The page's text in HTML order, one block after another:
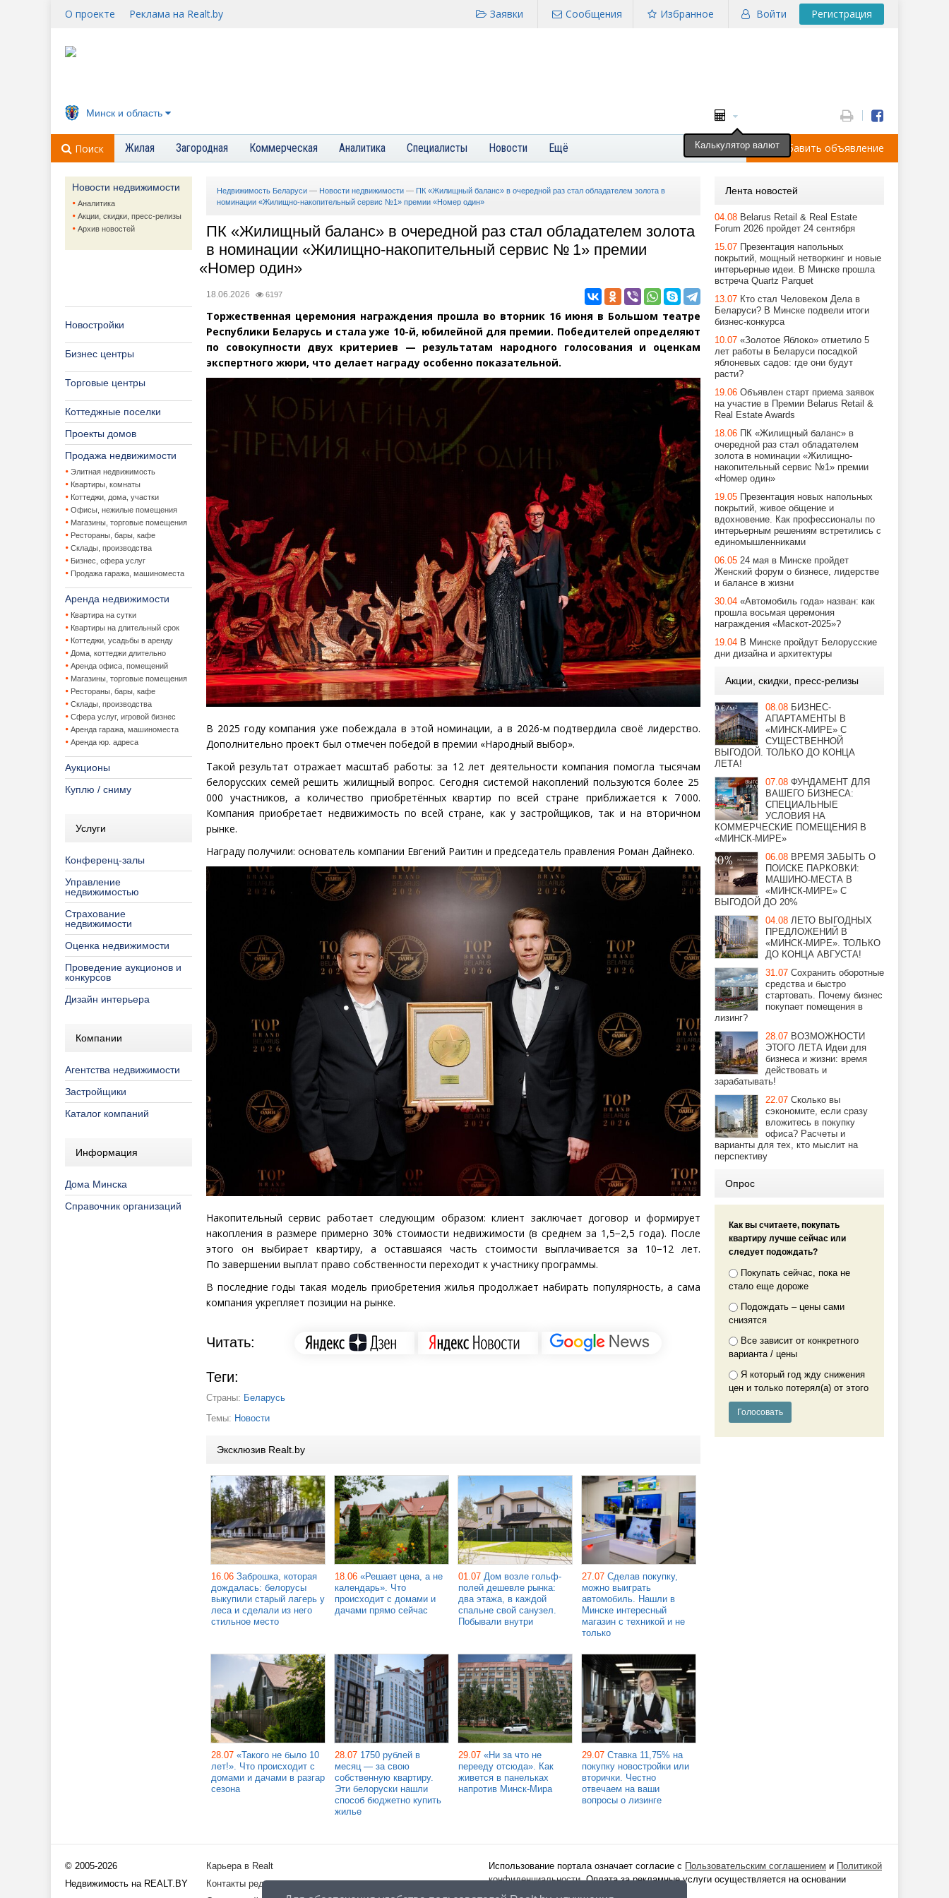
О проекте Реклама на Realt.by Войти Регистрация
Избранное
Сообщения
Заявки
Минск и область
Поиск Жилая Загородная Коммерческая Аналитика Специалисты Новости Ещё Добавить объявление
Новости недвижимости
Аналитика
Акции, скидки, пресс-релизы
Архив новостей
Новостройки
Бизнес центры
Торговые центры
Коттеджные поселки
Проекты домов
Продажа недвижимости
Элитная недвижимость
Квартиры, комнаты
Коттеджи, дома, участки
Офисы, нежилые помещения
Магазины, торговые помещения
Рестораны, бары, кафе
Склады, производства
Бизнес, сфера услуг
Продажа гаража, машиноместа
Аренда недвижимости
Квартира на сутки
Квартиры на длительный срок
Коттеджи, усадьбы в аренду
Дома, коттеджи длительно
Аренда офиса, помещений
Магазины, торговые помещения
Рестораны, бары, кафе
Склады, производства
Сфера услуг, игровой бизнес
Аренда гаража, машиноместа
Аренда юр. адреса
Аукционы
Куплю / сниму
Услуги
Конференц-залы
Управление
недвижимостью
Страхование
недвижимости
Оценка недвижимости
Проведение аукционов и
конкурсов
Дизайн интерьера
Компании
Агентства недвижимости
Застройщики
Каталог компаний
Информация
Дома Минска
Справочник организаций
Недвижимость Беларуси — Новости недвижимости — ПК «Жилищный баланс» в очередной раз стал обладателем золота в
номинации «Жилищно-накопительный сервис №1» премии «Номер один»
ПК «Жилищный баланс» в очередной раз стал обладателем золота
в номинации «Жилищно-накопительный сервис № 1» премии
«Номер один»
18.06.2026 6197
Торжественная церемония награждения прошла во вторник 16 июня в Большом театре
Республики Беларусь и стала уже 10-й, юбилейной для премии. Победителей определяют
по совокупности двух критериев — результатам народного голосования и оценкам
экспертного жюри, что делает награду особенно показательной.
В 2025 году компания уже побеждала в этой номинации, а в 2026-м подтвердила своё лидерство.
Дополнительно проект был отмечен победой в премии «Народный выбор».
Такой результат отражает масштаб работы: за 12 лет деятельности компания помогла тысячам
белорусских семей решить жилищный вопрос. Сегодня системой накоплений пользуются более 25
000 участников, а количество приобретённых квартир по всей стране приближается к 7 000.
Компания приобретает недвижимость по всей стране, как у застройщиков, так и на вторичном
рынке.
Награду получили: основатель компании Евгений Раитин и председатель правления Роман Дайнеко.
Накопительный сервис работает следующим образом: клиент заключает договор и формирует
накопления в размере примерно 30% стоимости недвижимости (в среднем за 1,5−2,5 года). После
этого он выбирает квартиру, а оставшаяся часть стоимости выплачивается за 10−12 лет.
По завершении выплат право собственности переходит к участнику программы.
В последние годы такая модель приобретения жилья продолжает набирать популярность, а сама
компания укрепляет позиции на рынке.
Читать:
Теги:
Страны: Беларусь
Темы: Новости
Эксклюзив Realt.by
16.06 Заброшка, которая
дождалась: белорусы
выкупили старый лагерь у
леса и сделали из него
стильное место
18.06 «Решает цена, а не
календарь». Что
происходит с домами и
дачами прямо сейчас
01.07 Дом возле гольф-
полей дешевле рынка:
два этажа, в каждой
спальне свой санузел.
Побывали внутри
27.07 Сделав покупку,
можно выиграть
автомобиль. Нашли в
Минске интересный
магазин с техникой и не
только
28.07 «Такого не было 10
лет!». Что происходит с
домами и дачами в разгар
сезона
28.07 1750 рублей в
месяц — за свою
собственную квартиру.
Эти белоруски нашли
способ бюджетно купить
жилье
29.07 «Ни за что не
перееду отсюда». Как
живется в панельках
напротив Минск-Мира
29.07 Ставка 11,75% на
покупку новостройки или
вторички. Честно
отвечаем на ваши
вопросы о лизинге
Лента новостей
04.08 Belarus Retail & Real Estate
Forum 2026 пройдет 24 сентября
15.07 Презентация напольных
покрытий, мощный нетворкинг и новые
интерьерные идеи. В Минске прошла
встреча Quartz Parquet
13.07 Кто стал Человеком Дела в
Беларуси? В Минске подвели итоги
бизнес-конкурса
10.07 «Золотое Яблоко» отметило 5
лет работы в Беларуси посадкой
яблоневых садов: где они будут
расти?
19.06 Объявлен старт приема заявок
на участие в Премии Belarus Retail &
Real Estate Awards
18.06 ПК «Жилищный баланс» в
очередной раз стал обладателем
золота в номинации «Жилищно-
накопительный сервис №1» премии
«Номер один»
19.05 Презентация новых напольных
покрытий, живое общение и
вдохновение. Как профессионалы по
интерьерным решениям встретились с
единомышленниками
06.05 24 мая в Минске пройдет
Женский форум о бизнесе, лидерстве
и балансе в жизни
30.04 «Автомобиль года» назван: как
прошла восьмая церемония
награждения «Маскот-2025»?
19.04 В Минске пройдут Белорусские
дни дизайна и архитектуры
Акции, скидки, пресс-релизы
08.08 БИЗНЕС-
АПАРТАМЕНТЫ В
«МИНСК-МИРЕ» С
СУЩЕСТВЕННОЙ
ВЫГОДОЙ. ТОЛЬКО ДО КОНЦА
ЛЕТА!
07.08 ФУНДАМЕНТ ДЛЯ
ВАШЕГО БИЗНЕСА:
СПЕЦИАЛЬНЫЕ
УСЛОВИЯ НА
КОММЕРЧЕСКИЕ ПОМЕЩЕНИЯ В
«МИНСК-МИРЕ»
06.08 ВРЕМЯ ЗАБЫТЬ О
ПОИСКЕ ПАРКОВКИ:
МАШИНО-МЕСТА В
«МИНСК-МИРЕ» С
ВЫГОДОЙ ДО 20%
04.08 ЛЕТО ВЫГОДНЫХ
ПРЕДЛОЖЕНИЙ В
«МИНСК-МИРЕ». ТОЛЬКО
ДО КОНЦА АВГУСТА!
31.07 Сохранить оборотные
средства и быстро
стартовать. Почему бизнес
покупает помещения в
лизинг?
28.07 ВОЗМОЖНОСТИ
ЭТОГО ЛЕТА Идеи для
бизнеса и жизни: время
действовать и
зарабатывать!
22.07 Сколько вы
сэкономите, если сразу
вложитесь в покупку
офиса? Расчеты и
варианты для тех, кто мыслит на
перспективу
Опрос
Как вы считаете, покупать
квартиру лучше сейчас или
следует подождать?
Покупать сейчас, пока не
стало еще дороже
Подождать – цены сами
снизятся
Все зависит от конкретного
варианта / цены
Я который год жду снижения
цен и только потерял(а) от этого
© 2005-2026
Недвижимость на REALT.BY
Карьера в Realt
Контакты редакции
Использование портала означает согласие с Пользовательским соглашением и Политикой
конфиденциальности. Оплата за рекламные услуги осуществляется на основании
публичного договора
Калькулятор валют